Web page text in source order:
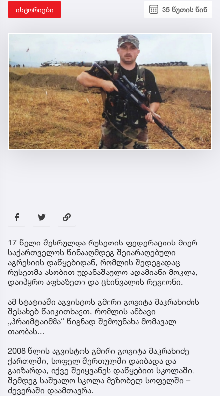
ისტორიები 35 წუთის წინ
17 წელი შესრულდა რუსეთის ფედერაციის მიერ
საქართველოს წინააღმდეგ შეიარაღებული
აგრესიის დაწყებიდან, რომლის შედეგადაც
რუსეთმა ასობით უდანაშაულო ადამიანი მოკლა,
დაიპყრო აფხაზეთი და ცხინვალის რეგიონი.
ამ სტატიაში აგვისტოს გმირი გოგიტა მაკრახიძის
შესახებ წაიკითხავთ, რომლის ამბავი
„პრაიმტაიმმა“ წიგნად შემოუნახა მომავალ
თაობას...
2008 წლის აგვისტოს გმირი გოგიტა მაკრახიძე
ქართლში, სოფელ შერთულში დაიბადა და
გაიზარდა, იქვე შეიყვანეს დაწყებით სკოლაში,
შემდეგ საშუალო სკოლა მეზობელ სოფელში –
ძევერაში დაამთავრა.